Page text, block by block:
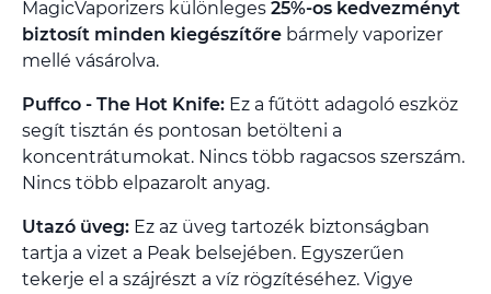
MagicVaporizers különleges 25%-os kedvezményt
biztosít minden kiegészítőre bármely vaporizer
mellé vásárolva.
Puffco - The Hot Knife: Ez a fűtött adagoló eszköz
segít tisztán és pontosan betölteni a
koncentrátumokat. Nincs több ragacsos szerszám.
Nincs több elpazarolt anyag.
Utazó üveg: Ez az üveg tartozék biztonságban
tartja a vizet a Peak belsejében. Egyszerűen
tekerje el a szájrészt a víz rögzítéséhez. Vigye